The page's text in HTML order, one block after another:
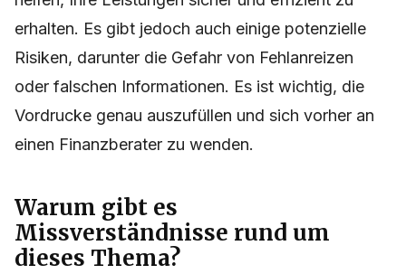
erhalten. Es gibt jedoch auch einige potenzielle
Risiken, darunter die Gefahr von Fehlanreizen
oder falschen Informationen. Es ist wichtig, die
Vordrucke genau auszufüllen und sich vorher an
einen Finanzberater zu wenden.
Warum gibt es
Missverständnisse rund um
dieses Thema?